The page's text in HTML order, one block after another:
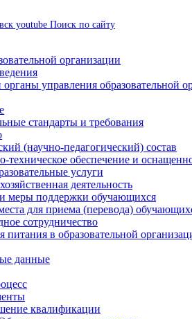
Поиск по сайту
организации
управления образовательной
стандарты и требования
(научно-педагогический) состав
техническое обеспечение и
услуги
деятельность
меры поддержки обучающихся
для приема (перевода)
сотрудничество
питания в образовательной
данные
квалификации